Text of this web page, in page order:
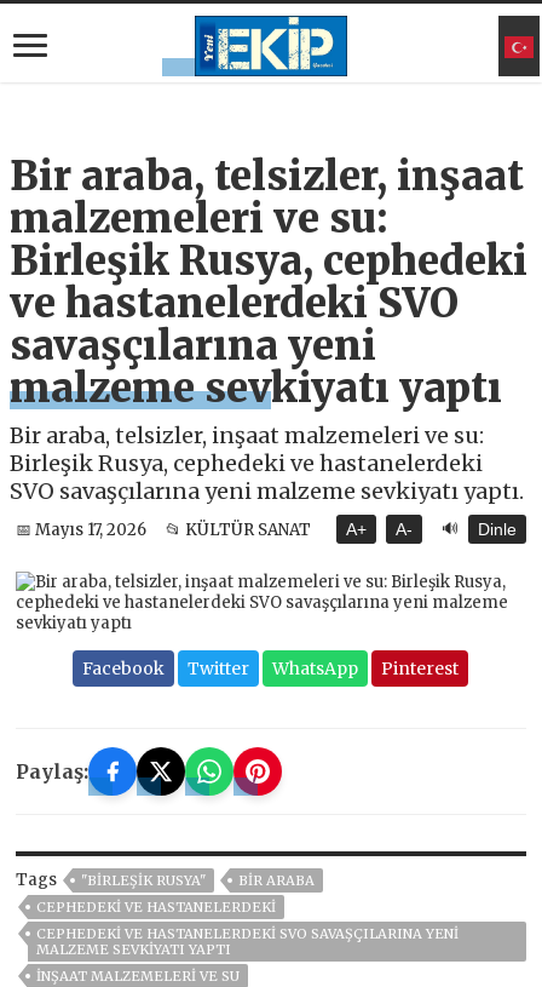
Bir araba, telsizler, inşaat
malzemeleri ve su:
Birleşik Rusya, cephedeki
ve hastanelerdeki SVO
savaşçılarına yeni
malzeme sevkiyatı yaptı
Bir araba, telsizler, inşaat malzemeleri ve su:
Birleşik Rusya, cephedeki ve hastanelerdeki
SVO savaşçılarına yeni malzeme sevkiyatı yaptı.
📅 Mayıs 17, 2026 📂 KÜLTÜR SANAT A+ A- 🔊 Dinle
Facebook Twitter WhatsApp Pinterest
Paylaş:
Tags "BIRLEŞIK RUSYA"
BIR ARABA
CEPHEDEKI VE HASTANELERDEKI
CEPHEDEKI VE HASTANELERDEKI SVO SAVAŞÇILARINA YENI
MALZEME SEVKIYATI YAPTI
INŞAAT MALZEMELERI VE SU